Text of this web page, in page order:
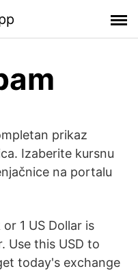
prikaz
Izaberite kursnu
na portalu
1 US Dollar is
Use this USD to
today's exchange